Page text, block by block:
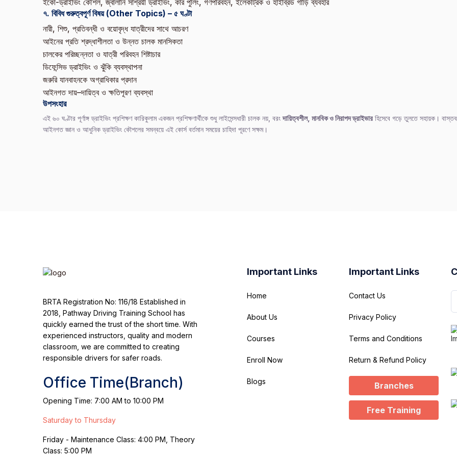
ইকো-ড্রাইভিং কৌশল, জ্বালানি সাশ্রয়ী ড্রাইভিং, কার পুলিং, গণপরিবহন, ইলেকট্রিক ও হাইব্রিড গাড়ি ব্যবহার
৭. বিবিধ গুরুত্বপূর্ণ বিষয় (Other Topics) – ৫ ঘণ্টা
নারী, শিশু, প্রতিবন্ধী ও বয়োবৃদ্ধ যাত্রীদের সাথে আচরণ
আইনের প্রতি শ্রদ্ধাশীলতা ও উন্নত চালক মানসিকতা
চালকের পরিচ্ছন্নতা ও যাত্রী পরিবহন শিষ্টাচার
ডিফেন্সিভ ড্রাইভিং ও ঝুঁকি ব্যবস্থাপনা
জরুরি যানবাহনকে অগ্রাধিকার প্রদান
আইনগত দায়–দায়িত্ব ও ক্ষতিপূরণ ব্যবস্থা
উপসংহার
এই ৬০ ঘণ্টার পূর্ণাঙ্গ ড্রাইভিং প্রশিক্ষণ কারিকুলাম একজন প্রশিক্ষণার্থীকে শুধু লাইসেন্সধারী চালক নয়, বরংদায়িত্বশীল, মানবিক ও নিরাপদ ড্রাইভার হিসেবে গড়ে তুলতে সহায়ক। বাস্তব
আইনগত জ্ঞান ও আধুনিক ড্রাইভিং কৌশলের সমন্বয়ে এই কোর্স বর্তমান সময়ের চাহিদা পূরণে সক্ষম।
BRTA Registration No: 116/18 Established in
2018, Pathway Driving Training School has
quickly earned the trust of the short time. With
experienced instructors, quality and modern
classroom, we are committed to creating
responsible drivers for safer roads.
Office Time(Branch)
Opening Time: 7:00 AM to 10:00 PM
Saturday to Thursday
Friday - Maintenance Class: 4:00 PM, Theory
Class: 5:00 PM
Important Links
Home
About Us
Courses
Enroll Now
Blogs
Important Links
Contact Us
Privacy Policy
Terms and Conditions
Return & Refund Policy
Branches
Free Training